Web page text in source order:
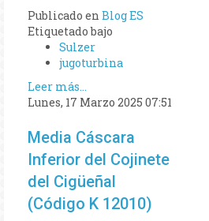
Publicado en Blog ES
Etiquetado bajo
Sulzer
jugoturbina
Leer más...
Lunes, 17 Marzo 2025 07:51
Media Cáscara
Inferior del Cojinete
del Cigüeñal
(Código K 12010)